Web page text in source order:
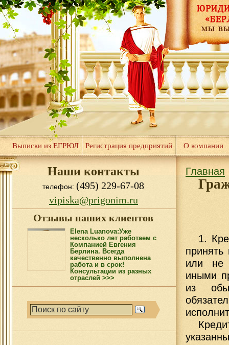
Выписки из ЕГРЮЛ Регистрация предприятий О компании
Наши контакты
телефон:(495) 229-67-08
vipiska@prigonim.ru
Отзывы наших клиентов
Elena Luanova:Уже
несколько лет работаем с
Компанией Евгения
Берлина. Всегда
качественно выполнена
работа и в срок!
Консультации из разных
отраслей >>>
Главная
1.
или не
иными
из